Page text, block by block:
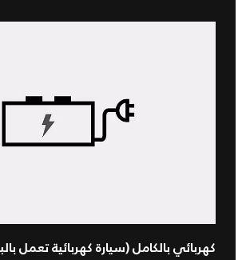
كهربائي بالكامل (سيارة كهربائية تعمل